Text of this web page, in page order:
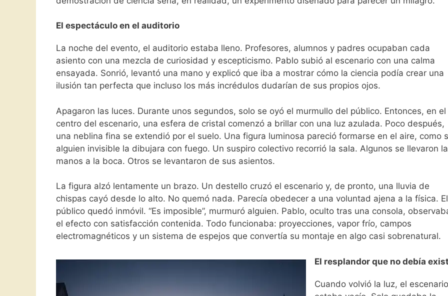
El espectáculo en el auditorio
La noche del evento, el auditorio estaba lleno. Profesores, alumnos y padres ocupaban cada
asiento con una mezcla de curiosidad y escepticismo. Pablo subió al escenario con una calma
ensayada. Sonrió, levantó una mano y explicó que iba a mostrar cómo la ciencia podía crear una
ilusión tan perfecta que incluso los más incrédulos dudarían de sus propios ojos.
Apagaron las luces. Durante unos segundos, solo se oyó el murmullo del público. Entonces, en el
centro del escenario, una esfera de cristal comenzó a brillar con una luz azulada. Poco después,
una neblina fina se extendió por el suelo. Una figura luminosa pareció formarse en el aire, como
alguien invisible la dibujara con fuego. Un suspiro colectivo recorrió la sala. Algunos se llevaron
manos a la boca. Otros se levantaron de sus asientos.
La figura alzó lentamente un brazo. Un destello cruzó el escenario y, de pronto, una lluvia de
chispas cayó desde lo alto. No quemó nada. Parecía obedecer a una voluntad ajena a la física. El
público quedó inmóvil. “Es imposible”, murmuró alguien. Pablo, oculto tras una consola,
el efecto con satisfacción contenida. Todo funcionaba: proyecciones, vapor frío, campos
electromagnéticos y un sistema de espejos que convertía su montaje en algo casi sobrenatural.
El resplandor que no debía
Cuando volvió la luz, el escenario